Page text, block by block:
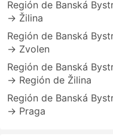
Región de Banská
→ Žilina
Región de Banská
→ Zvolen
Región de Banská
→ Región de Žilina
Región de Banská
→ Praga